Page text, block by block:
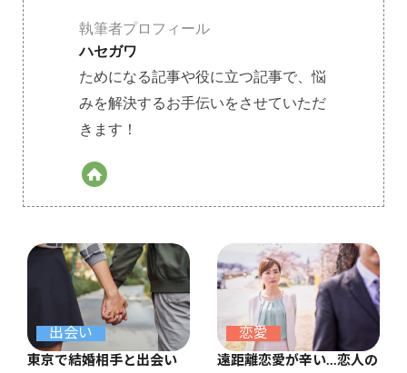
執筆者プロフィール
ハセガワ
ためになる記事や役に立つ記事で、悩
みを解決するお手伝いをさせていただ
きます！
出会い
東京で結婚相手と出会い
恋愛
遠距離恋愛が辛い…恋人の